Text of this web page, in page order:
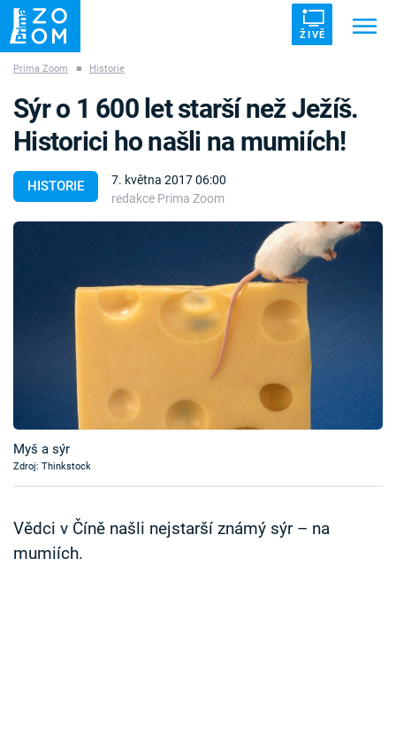
ŽIVĚ
ZÁHADY VETŘELCI DÁVNOVĚKU
Témata
Pořady
TV Program
Časopis
Sledujte prima+
Prima Zoom ■ Historie
HISTORIE
7. května 2017 06:00
redakce Prima Zoom
Sýr o 1 600 let starší než Ježíš.
Historici ho našli na mumiích!
Myš a sýr
Zdroj: Thinkstock
Vědci v Číně našli nejstarší známý sýr – na
mumiích.